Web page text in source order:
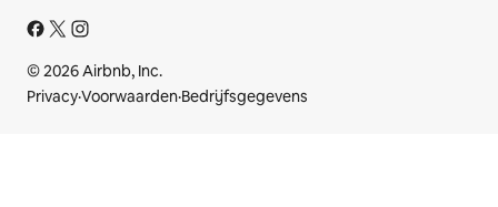
© 2026 Airbnb, Inc.
Privacy·Voorwaarden·Bedrijfsgegevens